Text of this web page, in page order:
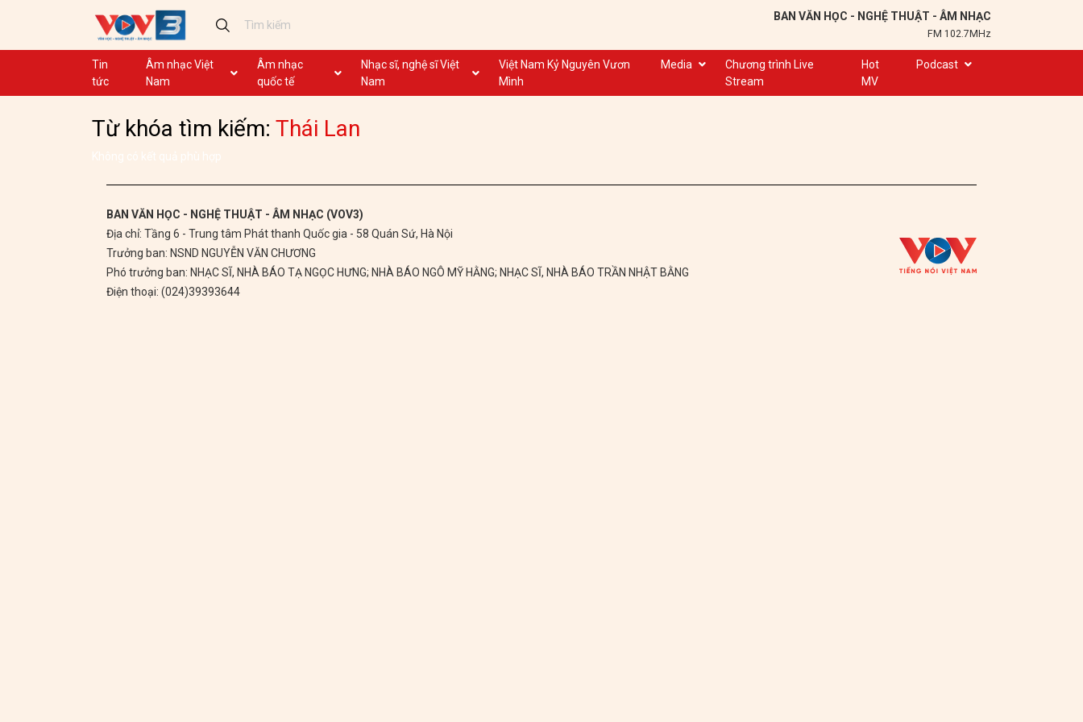
BAN VĂN HỌC - NGHỆ THUẬT - ÂM NHẠC
FM 102.7MHz
Tin
tức
Âm nhạc Việt
Nam
Ca khúc
Nhạc mới
Dân ca
GHTP
Chủ tịch Hồ Chí Minh
Ca khúc thi đua ái quốc
Ca nhạc theo yêu cầu
Âm nhạc
quốc tế
Ca khúc
Không lời
Nhạc sĩ, nghệ sĩ Việt
Nam
Nghệ sĩ biểu diễn VN
Việt Nam Kỷ Nguyên Vươn
Mình
Media
Dân ca
Chương trình Live
Stream
Hot
MV
Podcast
Trạm 102,7
Đôi bạn văn chương
Hành trình sáng tạo
Từ khóa tìm kiếm: Thái Lan
Không có kết quả phù hợp
BAN VĂN HỌC - NGHỆ THUẬT - ÂM NHẠC (VOV3)
Địa chỉ: Tầng 6 - Trung tâm Phát thanh Quốc gia - 58 Quán Sứ, Hà Nội
Trưởng ban: NSND NGUYỄN VĂN CHƯƠNG
Phó trưởng ban: NHẠC SĨ, NHÀ BÁO TẠ NGỌC HƯNG; NHÀ BÁO NGÔ MỸ HẰNG; NHẠC SĨ, NHÀ BÁO TRẦN NHẬT BẰNG
Điện thoại: (024)39393644